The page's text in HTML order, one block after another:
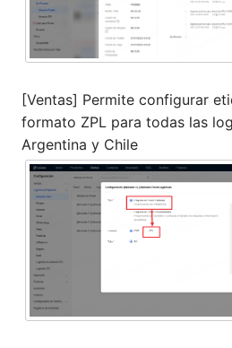
[Ventas] Permite configurar
formato ZPL para todas las
Argentina y Chile